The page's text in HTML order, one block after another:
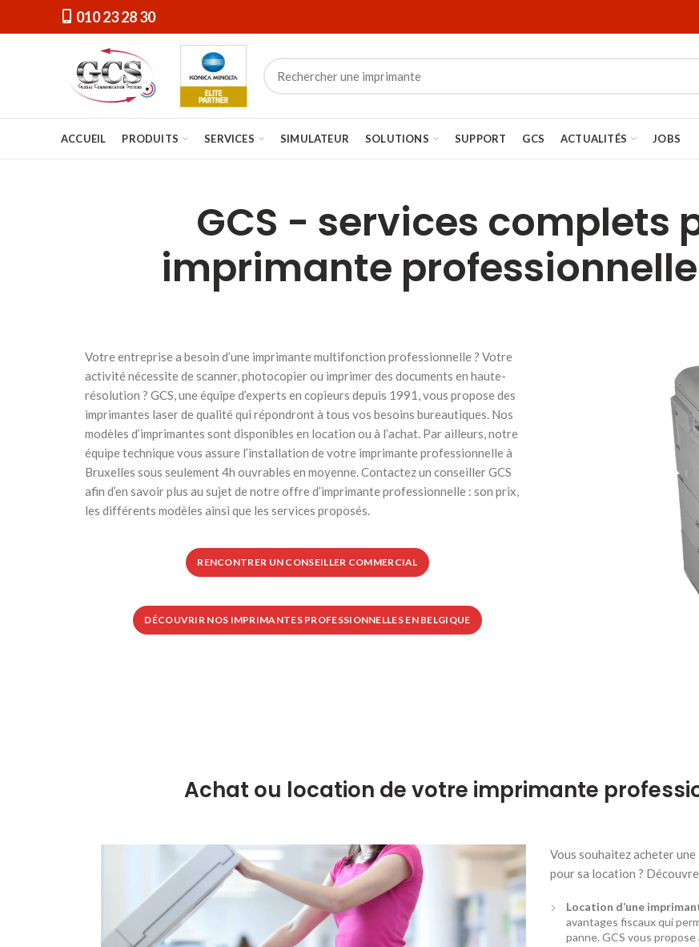
010 23 28 30
ACCUEIL PRODUITS SERVICES SIMULATEUR SOLUTIONS SUPPORT GCS ACTUALITÉS JOBS
GCS - services complets
imprimante
Votre entreprise a besoin d’une imprimante multifonction professionnelle ? Votre
activité nécessite de scanner, photocopier ou imprimer des documents en haute-
résolution ? GCS, une équipe d’experts en copieurs depuis 1991, vous propose des
imprimantes laser de qualité qui répondront à tous vos besoins bureautiques. Nos
modèles d’imprimantes sont disponibles en location ou à l’achat. Par ailleurs, notre
équipe technique vous assure l’installation de votre imprimante professionnelle à
Bruxelles sous seulement 4h ouvrables en moyenne. Contactez un conseiller GCS
afin d’en savoir plus au sujet de notre offre d’imprimante professionnelle : son prix,
les différents modèles ainsi que les services proposés.
RENCONTRER UN CONSEILLER COMMERCIAL
DÉCOUVRIR NOS IMPRIMANTES PROFESSIONNELLES EN BELGIQUE
Achat ou location de votre imprimante
Vous souhaitez acheter
pour sa location ?
Location d’une
avantages fiscaux qui
panne. GCS vous